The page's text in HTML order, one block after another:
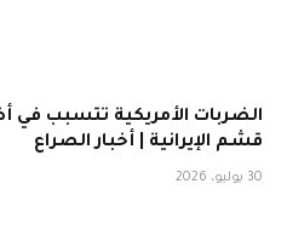
الضربات الأمريكية تتسبب في
قشم الإيرانية | أخبار الصراع
30 يوليو، 2026